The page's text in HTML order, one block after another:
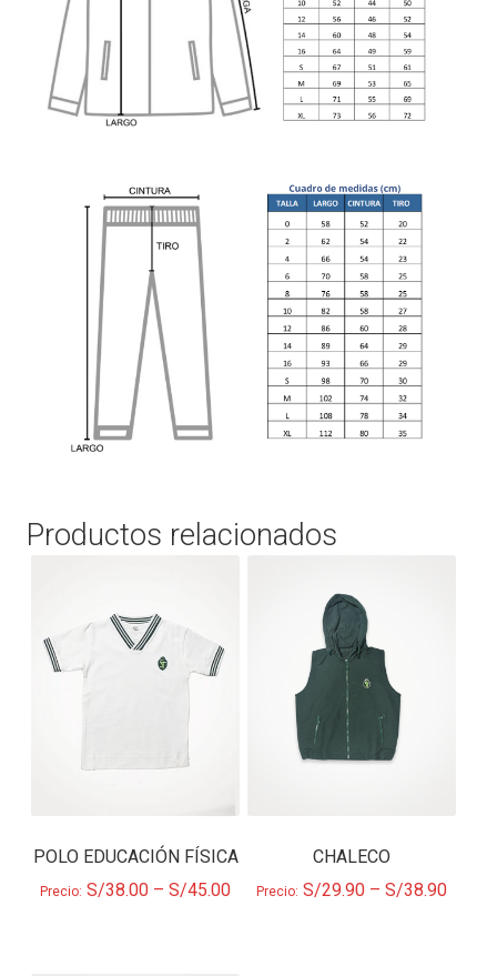
Productos relacionados
POLO EDUCACIÓN FÍSICA
Precio: S/38.00 –S/45.00
CHALECO
Precio: S/29.90– S/38.90